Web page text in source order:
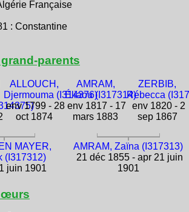
Française
: Constantine
parents
ALLOUCH,
Djermouma (I314376)
env 1799 - 28
oct 1874
AMRAM,
Éliaou (I317314)
env 1817 - 17
mars 1883
ZERBIB,
Rébecca
env 1820 - 2
sep 1867
MAYER,
(I317312)
juin 1901
AMRAM, Zaïna (I317313)
21 déc 1855 - apr 21 juin
1901